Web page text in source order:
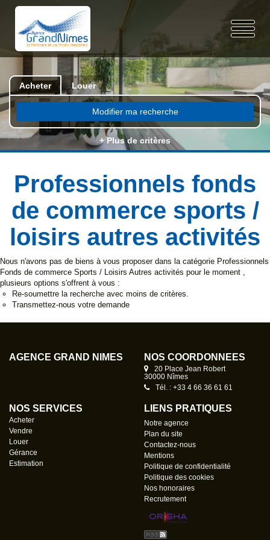
Acheter Louer
Modifier ma recherche
+ Plus de critères
Professionnels fonds
de commerce sports /
loisirs autres activités
Nous n'avons pas de biens à vous proposer dans la catégorie Professionnels
Fonds de commerce Sports / Loisirs Autres activités pour le moment ,
plusieurs options s'offrent à vous :
Re-soumettre la recherche avec moins de critères.
Transmettez-nous votre demande
AGENCE GRAND NÎMES NOS COORDONNÉES
20 Place Jean Robert
30000 Nîmes
Tél. : +33 4 66 36 61 61
NOS SERVICES
Acheter
Vendre
Louer
Gérance
Estimation
LIENS PRATIQUES
Notre agence
Plan du site
Contactez-nous
Mentions
Politique de confidentialité
Politique des cookies
Nos honoraires
Recrutement